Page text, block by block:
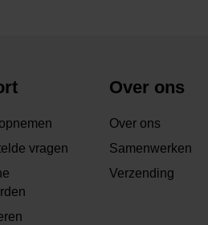
vragen
Over ons
Over ons
Samenwerken
Verzending